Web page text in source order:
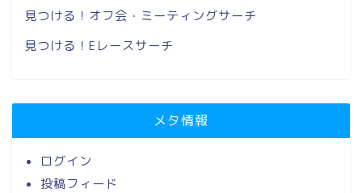
見つける！オフ会・ミーティングサーチ
見つける！Eレースサーチ
メタ情報
ログイン
投稿フィード